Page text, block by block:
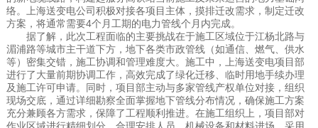
络。上海送变电公司积极对接各项目主体，摸排迁改需求，制定迁改
方案，将通常需要4个月工期的电力管线个月内完成。
据了解，此次工程面临的主要挑战在于施工区域位于江杨北路与
湄浦路等城市主干道下方，地下各类市政管线（如通信、燃气、供水
等）密集交错，施工协调和管理难度大。施工中，上海送变电项目部
进行了大量前期协调工作，高效完成了绿化迁移、临时用地手续办理
及施工许可申请。同时，项目部主动与多家管线产权单位对接，组织
现场交底，通过详细勘察全面掌握地下管线分布情况，确保施工方案
充分兼顾各方需求，保障了工程顺利推进。在施工组织上，项目部对
作业区域进行精细划分，合理安排人员、机械设备和材料进场，采用